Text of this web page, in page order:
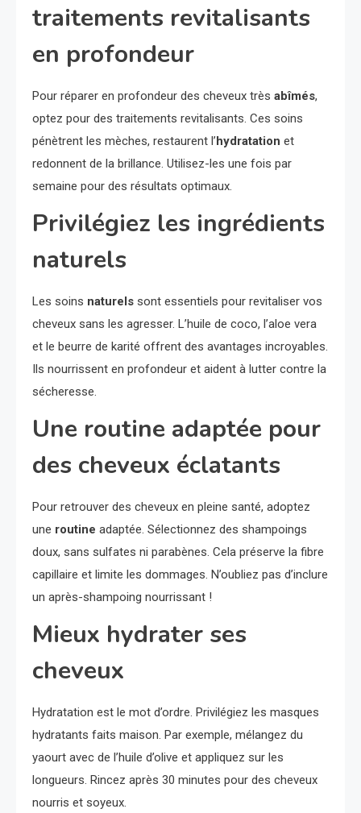
traitements revitalisants
en profondeur
Pour réparer en profondeur des cheveux très abîmés,
optez pour des traitements revitalisants. Ces soins
pénètrent les mèches, restaurent l’hydratation et
redonnent de la brillance. Utilisez-les une fois par
semaine pour des résultats optimaux.
Privilégiez les ingrédients
naturels
Les soins naturels sont essentiels pour revitaliser vos
cheveux sans les agresser. L’huile de coco, l’aloe vera
et le beurre de karité offrent des avantages incroyables.
Ils nourrissent en profondeur et aident à lutter contre la
sécheresse.
Une routine adaptée pour
des cheveux éclatants
Pour retrouver des cheveux en pleine santé, adoptez
une routine adaptée. Sélectionnez des shampoings
doux, sans sulfates ni parabènes. Cela préserve la fibre
capillaire et limite les dommages. N’oubliez pas d’inclure
un après-shampoing nourrissant !
Mieux hydrater ses
cheveux
Hydratation est le mot d’ordre. Privilégiez les masques
hydratants faits maison. Par exemple, mélangez du
yaourt avec de l’huile d’olive et appliquez sur les
longueurs. Rincez après 30 minutes pour des cheveux
nourris et soyeux.